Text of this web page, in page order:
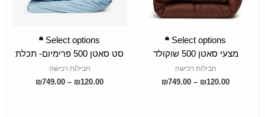
Select options
מצעי סאטן 500 שוקולד
חבילות רכישה
₪120.00
–
₪749.00
SELECT OPTIONS
Select options
סט סאטן 500 פרימיום- תכלת
חבילות רכישה
₪120.00
–
₪749.00